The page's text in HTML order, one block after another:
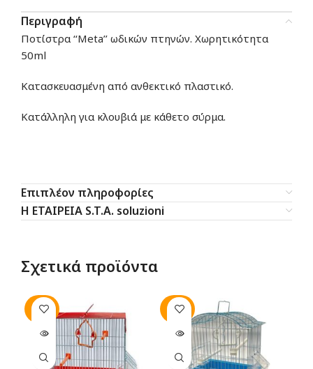
Περιγραφή
Ποτίστρα ‘‘Μeta’’ ωδικών πτηνών. Χωρητικότητα
50ml
Κατασκευασμένη από ανθεκτικό πλαστικό.
Κατάλληλη για κλουβιά με κάθετο σύρμα.
Επιπλέον πληροφορίες
Η ΕΤΑΙΡΕΙΑ S.T.A. soluzioni
Σχετικά προϊόντα
SOLD
OUT
SOLD
OUT